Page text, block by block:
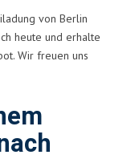
von Berlin
heute und erhalte
Wir freuen uns